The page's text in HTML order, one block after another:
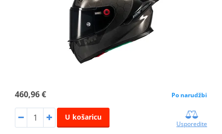
460,96 € Po narudžbi
U košaricu
Usporedite